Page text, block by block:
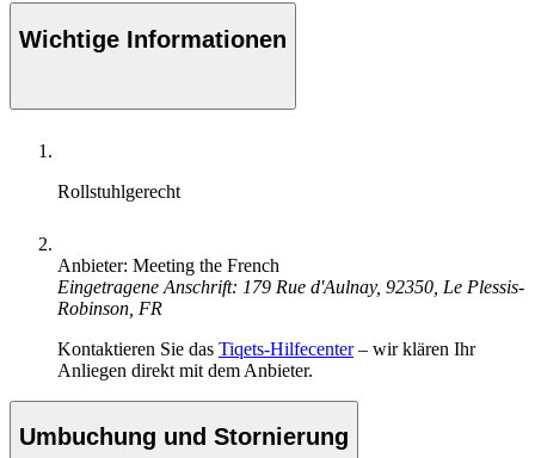
Wichtige Informationen
Rollstuhlgerecht
Anbieter: Meeting the French
Eingetragene Anschrift: 179 Rue d'Aulnay, 92350, Le Plessis-
Robinson, FR
Kontaktieren Sie das Tiqets-Hilfecenter– wir klären Ihr
Anliegen direkt mit dem Anbieter.
Umbuchung und Stornierung